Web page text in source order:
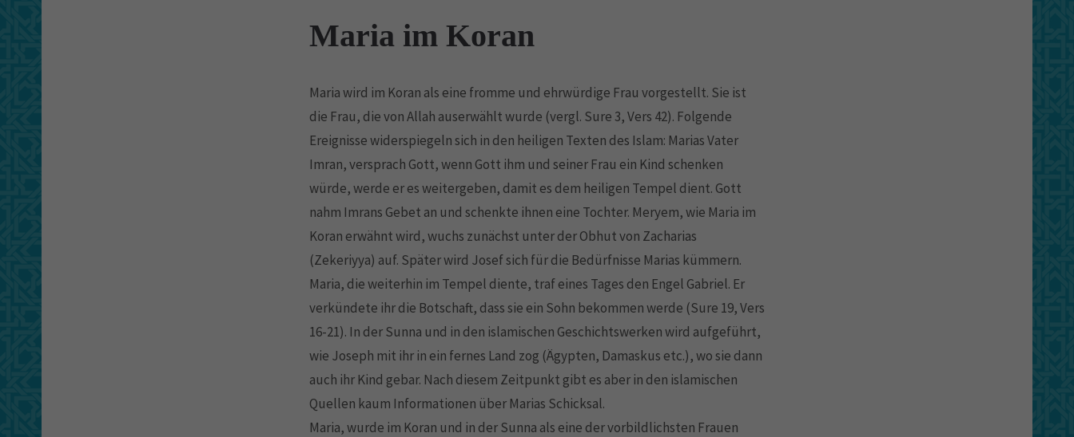
Maria im Koran
Maria wird im Koran als eine fromme und ehrwürdige Frau vorgestellt. Sie ist
die Frau, die von Allah auserwählt wurde (vergl. Sure 3, Vers 42). Folgende
Ereignisse widerspiegeln sich in den heiligen Texten des Islam: Marias Vater
Imran, versprach Gott, wenn Gott ihm und seiner Frau ein Kind schenken
würde, werde er es weitergeben, damit es dem heiligen Tempel dient. Gott
nahm Imrans Gebet an und schenkte ihnen eine Tochter. Meryem, wie Maria im
Koran erwähnt wird, wuchs zunächst unter der Obhut von Zacharias
(Zekeriyya) auf. Später wird Josef sich für die Bedürfnisse Marias kümmern.
Maria, die weiterhin im Tempel diente, traf eines Tages den Engel Gabriel. Er
verkündete ihr die Botschaft, dass sie ein Sohn bekommen werde (Sure 19, Vers
16-21). In der Sunna und in den islamischen Geschichtswerken wird aufgeführt,
wie Joseph mit ihr in ein fernes Land zog (Ägypten, Damaskus etc.), wo sie dann
auch ihr Kind gebar. Nach diesem Zeitpunkt gibt es aber in den islamischen
Quellen kaum Informationen über Marias Schicksal.
Maria, wurde im Koran und in der Sunna als eine der vorbildlichsten Frauen